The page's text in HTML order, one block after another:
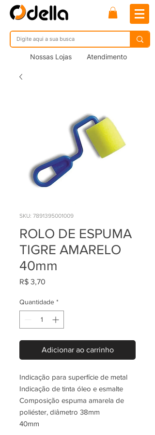
Nossas Lojas Atendimento
SKU: 7891395001009
ROLO DE ESPUMA
TIGRE AMARELO
40mm
R$ 3,70
Quantidade *
Adicionar ao carrinho
Indicação para superfície de metal
Indicação de tinta óleo e esmalte
Composição espuma amarela de
poliéster, diâmetro 38mm
40mm